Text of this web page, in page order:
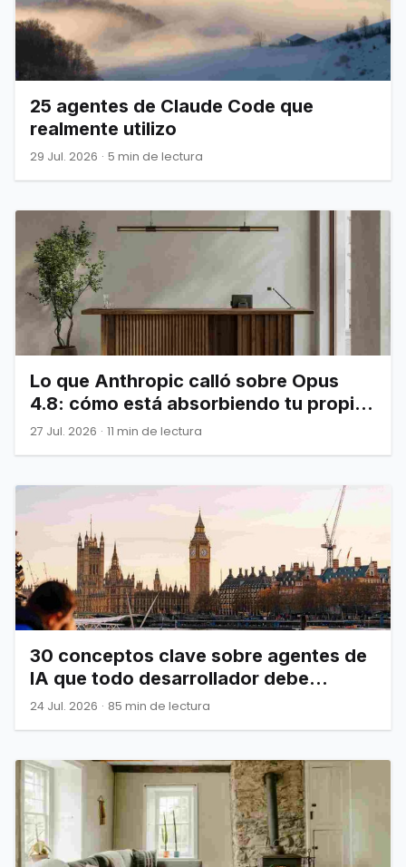
25 agentes de Claude Code que
realmente utilizo
29 Jul. 2026 · 5 min de lectura
Lo que Anthropic calló sobre Opus
4.8: cómo está absorbiendo tu propia
infraestructura
27 Jul. 2026 · 11 min de lectura
30 conceptos clave sobre agentes de
IA que todo desarrollador debe
dominar
24 Jul. 2026 · 85 min de lectura